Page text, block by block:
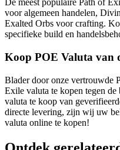
De meest populaire Path of
voor algemeen handelen,
Exalted Orbs voor crafting.
specifieke build en
Koop POE Valuta van
Blader door onze vertrouwde
Exile valuta te kopen tegen
valuta te koop van
directe levering, zijn wij uw
valuta online te kopen!